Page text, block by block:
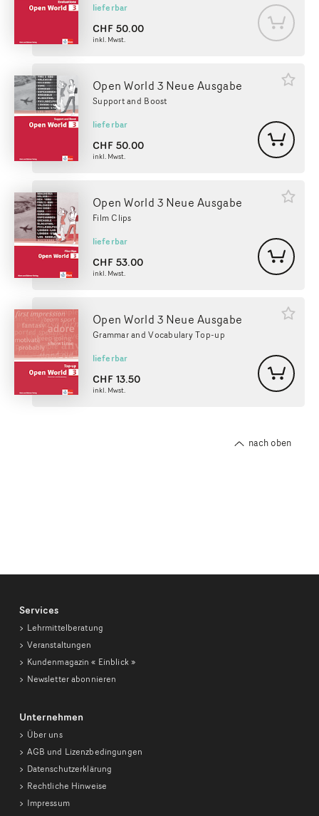
lieferbar
CHF50.00
inkl. Mwst.
Open World 3 Neue Ausgabe
Support and Boost
lieferbar
CHF50.00
inkl. Mwst.
Open World 3 Neue Ausgabe
Film Clips
lieferbar
CHF53.00
inkl. Mwst.
Open World 3 Neue Ausgabe
Grammar and Vocabulary Top-up
lieferbar
CHF13.50
inkl. Mwst.
nach oben
Services
Lehrmittelberatung
Veranstaltungen
Kundenmagazin« Einblick »
Newsletter abonnieren
Unternehmen
Über uns
AGB und Lizenzbedingungen
Datenschutzerklärung
Rechtliche Hinweise
Impressum